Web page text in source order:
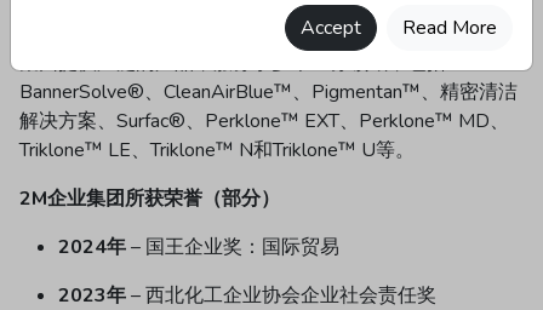
BannerSolve®、CleanAirBlue™、Pigmentan™、精密清洁
解决方案、Surfac®、Perklone™ EXT、Perklone™ MD、
Triklone™ LE、Triklone™ N和Triklone™ U等。
2M企业集团所获荣誉（部分）
2024年​ – 国王企业奖：国际贸易
2023年​ – 西北化工企业协会企业社会责任奖
Accept Read More